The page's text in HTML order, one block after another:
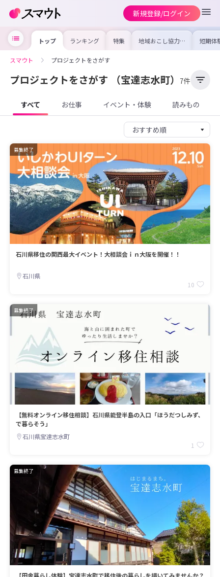
新規登録/ログイン
トップ ランキング 特集 地域おこし協力隊
の求人やイベント
を集めました！仕
けよう
短期体
り〜数
域を知
スマウト プロジェクトをさがす
プロジェクトをさがす （宝達志水町） 7件
すべて お仕事 イベント・体験 読みもの
募集終了
石川県移住の関西最大イベント！大相談会ｉｎ大阪を開催！！
石川県
10
募集終了
【無料オンライン移住相談】石川県能登半島の入口「ほうだつしみず、
で暮らそう」
石川県宝達志水町
1
募集終了
【田舎暮らし体験】宝達志水町で移住後の暮らしを描いてみませんか？